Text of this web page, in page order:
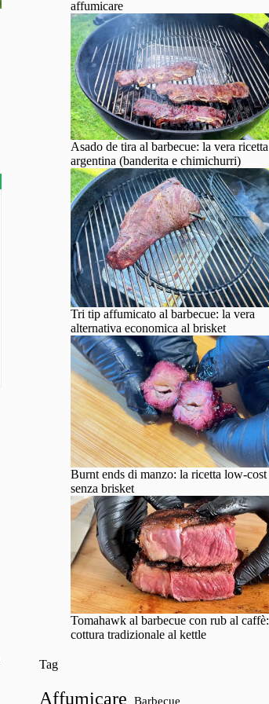
affumicare
Asado de tira al barbecue: la vera ricetta
argentina (banderita e chimichurri)
Tri tip affumicato al barbecue: la vera
alternativa economica al brisket
Burnt ends di manzo: la ricetta low-cost
senza brisket
Tomahawk al barbecue con rub al caffè:
cottura tradizionale al kettle
Tag
Affumicare Barbecue